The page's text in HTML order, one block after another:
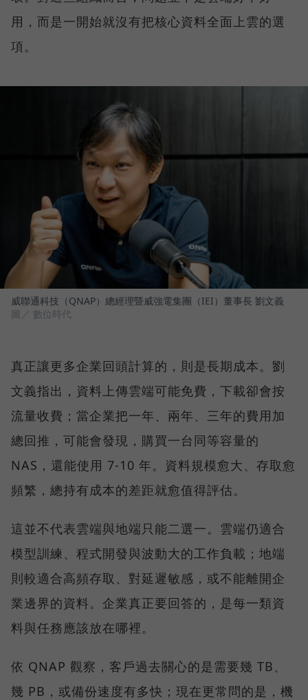
用，而是一開始就沒有把核心資料全面上雲的選
項。
威聯通科技（QNAP）總經理暨威強電集團（IEI）董事長 劉文義
圖／ 數位時代
真正讓更多企業回頭計算的，則是長期成本。劉
文義指出，資料上傳雲端可能免費，下載卻會按
流量收費；當企業把一年、兩年、三年的費用加
總回推，可能會發現，購買一台同等容量的
NAS，還能使用 7-10 年。資料規模愈大、存取愈
頻繁，總持有成本的差距就愈值得評估。
這並不代表雲端與地端只能二選一。雲端仍適合
模型訓練、程式開發與波動大的工作負載；地端
則較適合高頻存取、對延遲敏感，或不能離開企
業邊界的資料。企業真正要回答的，是每一類資
料與任務應該放在哪裡。
依 QNAP 觀察，客戶過去關心的是需要幾 TB、
幾 PB，或備份速度有多快；現在更常問的是，機